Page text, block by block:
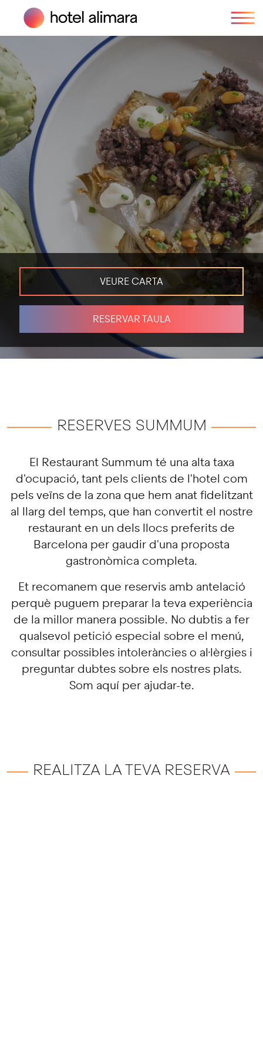
VEURE CARTA
RESERVAR TAULA
RESERVES SUMMUM
El Restaurant Summum té una alta taxa
d'ocupació, tant pels clients de l'hotel com
pels veïns de la zona que hem anat fidelitzant
al llarg del temps, que han convertit el nostre
restaurant en un dels llocs preferits de
Barcelona per gaudir d'una proposta
gastronòmica completa.
Et recomanem que reservis amb antelació
perquè puguem preparar la teva experiència
de la millor manera possible. No dubtis a fer
qualsevol petició especial sobre el menú,
consultar possibles intoleràncies o al·lèrgies i
preguntar dubtes sobre els nostres plats.
Som aquí per ajudar-te.
REALITZA LA TEVA RESERVA